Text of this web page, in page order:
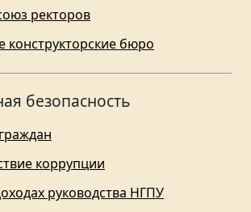
ректоров
конструкторские бюро
безопасность
коррупции
руководства НГПУ